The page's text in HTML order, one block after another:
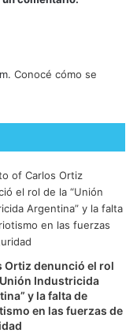
Conocé cómo se
Ortiz denunció el rol
Industricida
y la falta de
en las fuerzas de